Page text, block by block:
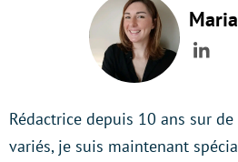
Rédactrice depuis 10 ans sur
variés, je suis maintenant